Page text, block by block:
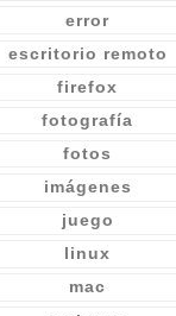
error
escritorio remoto
firefox
fotografía
fotos
imágenes
juego
linux
mac